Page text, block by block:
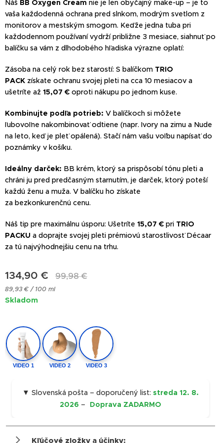
Náš BB Oxygen Cream nie je len obyčajný make-up – je to
vaša každodenná ochrana pred slnkom, modrým svetlom z
monitorov a mestským smogom. Keďže jedna tuba pri
každodennom používaní vydrží približne 3 mesiace, siahnuť po
balíčku sa vám z dlhodobého hľadiska výrazne oplatí:
Zásoba na celý rok bez starostí: S balíčkom TRIO
PACK získate ochranu svojej pleti na cca 10 mesiacov a
ušetríte až 15,07 € oproti nákupu po jednom kuse.
Kombinujte podľa potrieb: V balíčkoch si môžete
ľubovoľne nakombinovať odtiene (napr. Ivory na zimu a Nude
na leto, keď je pleť opálená). Stačí nám vašu voľbu napísať do
poznámky v košíku.
Ideálny darček: BB krém, ktorý sa prispôsobí tónu pleti a
chráni ju pred predčasným starnutím, je darček, ktorý poteší
každú ženu a muža. V balíčku ho získate
za bezkonkurenčnú cenu.
Náš tip pre maximálnu úsporu: Ušetríte 15,07 € pri TRIO
PACKU a doprajte svojej pleti prémiovú starostlivosť Décaar
za tú najvýhodnejšiu cenu na trhu.
134,90 € 99,98€
89,93 € / 100 ml
Skladom
VIDEO 1 VIDEO 2 VIDEO 3
▼ Slovenská pošta – doporučený list: streda 12. 8.
2026 – Doprava ZADARMO
Kľúčové zložky a účinky: